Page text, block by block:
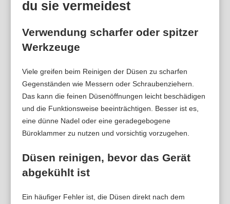
du sie vermeidest
Verwendung scharfer oder spitzer
Werkzeuge
Viele greifen beim Reinigen der Düsen zu scharfen
Gegenständen wie Messern oder Schraubenziehern.
Das kann die feinen Düsenöffnungen leicht beschädigen
und die Funktionsweise beeinträchtigen. Besser ist es,
eine dünne Nadel oder eine geradegebogene
Büroklammer zu nutzen und vorsichtig vorzugehen.
Düsen reinigen, bevor das Gerät
abgekühlt ist
Ein häufiger Fehler ist, die Düsen direkt nach dem